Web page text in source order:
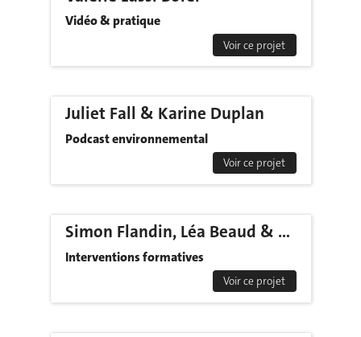
Vidéo & pratique
Voir ce projet
Juliet Fall & Karine Duplan
Podcast environnemental
Voir ce projet
Simon Flandin, Léa Beaud & Rui Costa Machado
Interventions formatives
Voir ce projet